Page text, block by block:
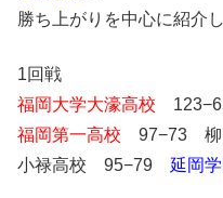
勝ち上がりを中心に紹介
1回戦
福岡大学大濠高校
福岡第一高校 97−73 柳
小禄高校 95−79 延岡